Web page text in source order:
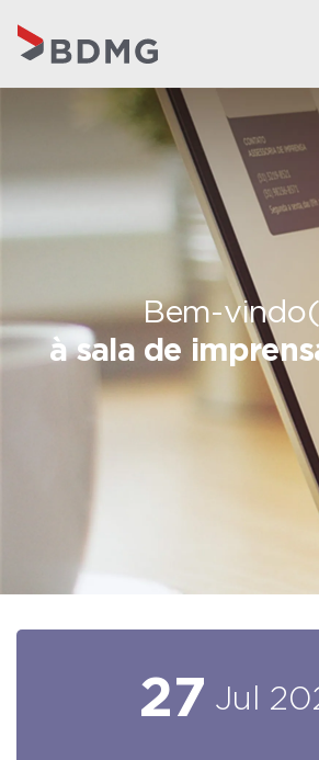
Bem-
à sala de
27 Jul